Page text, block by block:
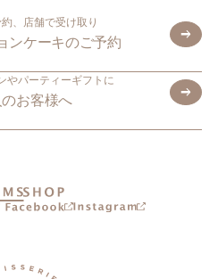
、店舗で受け取り
ンケーキのご予約
やパーティーギフトに
お客様へ